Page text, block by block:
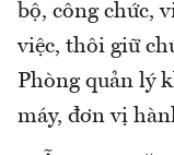
bộ, công chức,
việc, thôi giữ
Phòng quản lý
máy, đơn vị